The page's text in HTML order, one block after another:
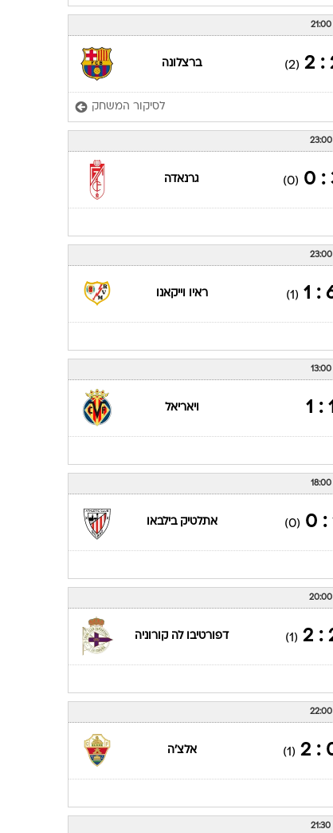
21:00
(2) ברצלונה
לסיקור המשחק
23:00
(0) גרנאדה
23:00
6
(1) ראיו וייקאנו
13:00
1 : 1 ויאריאל
18:00
(0) אתלטיק בילבאו
20:00
(1) דפורטיבו לה קורוניה
22:00
0
(1) אלצ'ה
21:30